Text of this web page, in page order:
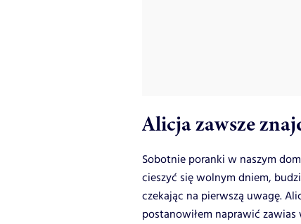
Alicja zawsze
Sobotnie poranki w naszym
cieszyć się wolnym dniem,
czekając na pierwszą uwagę.
postanowiłem naprawić